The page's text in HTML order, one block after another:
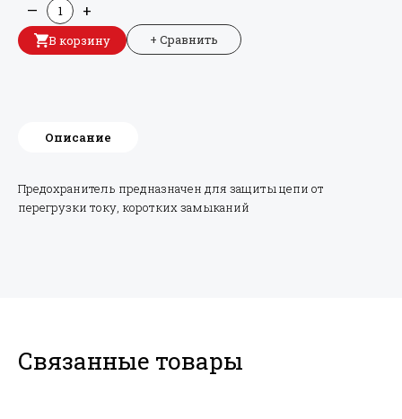
— +
В корзину + Сравнить
Описание
Предохранитель предназначен для защиты цепи от
перегрузки току, коротких замыканий
Связанные товары